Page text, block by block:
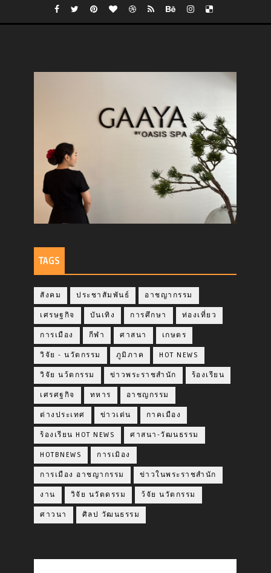
TAGS
สังคม ประชาสัมพันธ์ อาชญากรรม
เศรษฐกิจ บันเทิง การศึกษา ท่องเที่ยว
การเมือง กีฬา ศาสนา เกษตร
วิจัย - นวัตกรรม ภูมิภาค HOT NEWS
วิจัย นว้ตกรรม ข่าวพระราชสำนัก ร้องเรียน
เศรศฐกิจ ทหาร อาชญกรรม
ต่างประเทศ ข่าวเด่น กาคเมือง
ร้องเรียน HOT NEWS ศาสนา-วัฒนธรรม
HOTBNEWS การเมิอง
การเมือง อาชญากรรม ข่าวในพระราชสำนัก
งาน วิจัย นวัตดรรม ว้จัย นวัตกรรม
ศาวนา ศิลป วัฒนธรรม